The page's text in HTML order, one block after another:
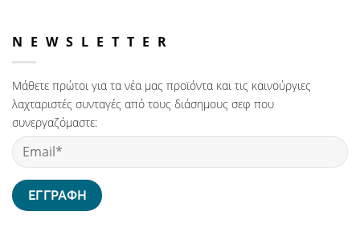
NEWSLETTER
Μάθετε πρώτοι για τα νέα μας προϊόντα και τις καινούργιες
λαχταριστές συνταγές από τους διάσημους σεφ που
συνεργαζόμαστε: